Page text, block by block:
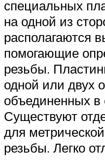
специальных
на одной из
располагаются
помогающие
резьбы.
одной или двух
объединенных
Существуют
для
резьбы. Легко